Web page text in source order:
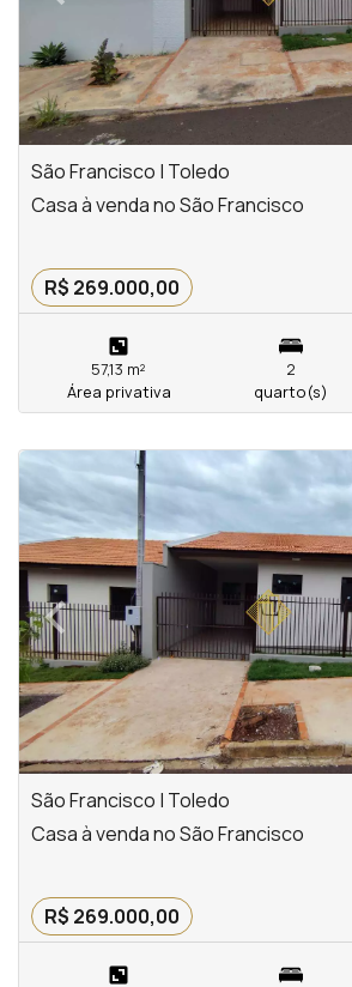
São Francisco | Toledo
Casa à venda no São Francisco
R$ 269.000,00
57,13 m²
Área privativa
2
quarto(s)
< <
‹Previous
São Francisco | Toledo
Casa à venda no São Francisco
R$ 269.000,00